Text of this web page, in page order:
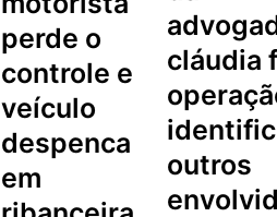
perde o
controle e
veículo
despenca
em
cláudia
outros